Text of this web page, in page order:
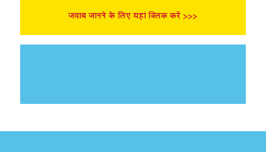
जवाब जानने के लिए यहां क्लिक करें >>>